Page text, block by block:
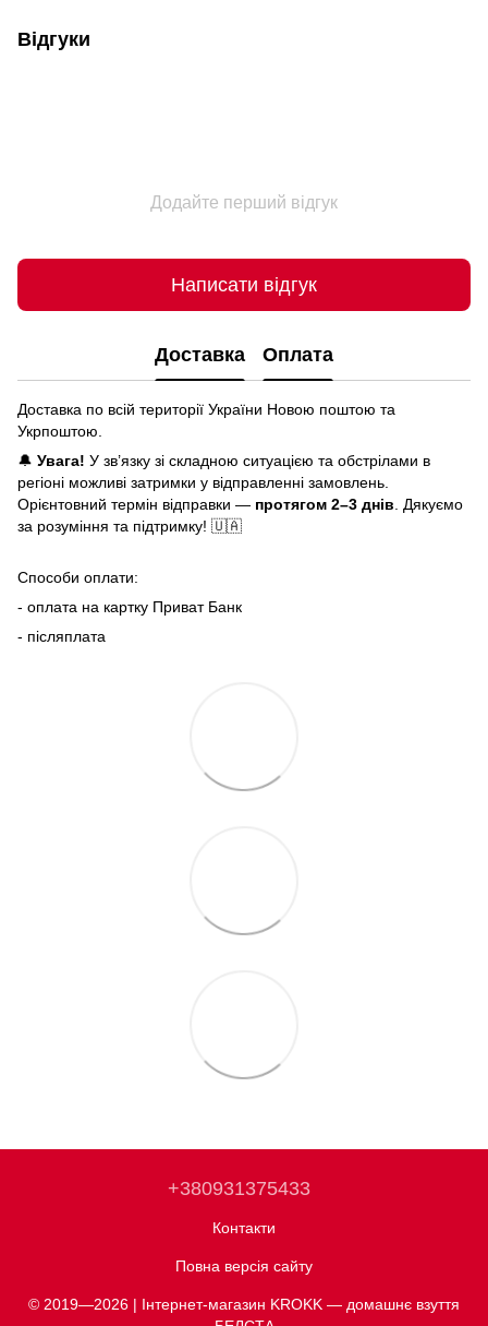
Відгуки
Додайте перший відгук
Написати відгук
Доставка Оплата
Доставка по всій території України Новою поштою та
Укрпоштою.
🔔 Увага! У зв’язку зі складною ситуацією та обстрілами в
регіоні можливі затримки у відправленні замовлень.
Орієнтовний термін відправки — протягом 2–3 днів . Дякуємо
за розуміння та підтримку! 🇺🇦
Способи оплати:
- оплата на картку Приват Банк
- післяплата
+380931375433
Контакти
Повна версія сайту
© 2019—2026 | Інтернет-магазин KROKK — домашнє взуття